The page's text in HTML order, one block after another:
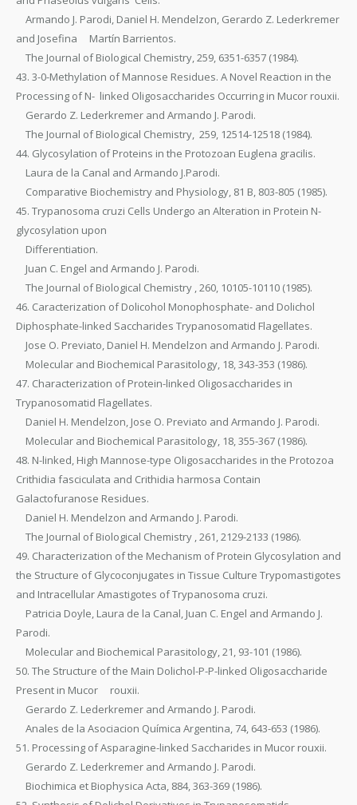
Armando J. Parodi, Daniel H. Mendelzon, Gerardo Z. Lederkremer
and Josefina Martín Barrientos.
The Journal of Biological Chemistry, 259, 6351-6357 (1984).
43. 3-0-Methylation of Mannose Residues. A Novel Reaction in the
Processing of N- linked Oligosaccharides Occurring in Mucor rouxii.
Gerardo Z. Lederkremer and Armando J. Parodi.
The Journal of Biological Chemistry, 259, 12514-12518 (1984).
44. Glycosylation of Proteins in the Protozoan Euglena gracilis.
Laura de la Canal and Armando J.Parodi.
Comparative Biochemistry and Physiology, 81 B, 803-805 (1985).
45. Trypanosoma cruzi Cells Undergo an Alteration in Protein N-
glycosylation upon
Differentiation.
Juan C. Engel and Armando J. Parodi.
The Journal of Biological Chemistry , 260, 10105-10110 (1985).
46. Caracterization of Dolicohol Monophosphate- and Dolichol
Diphosphate-linked Saccharides Trypanosomatid Flagellates.
Jose O. Previato, Daniel H. Mendelzon and Armando J. Parodi.
Molecular and Biochemical Parasitology, 18, 343-353 (1986).
47. Characterization of Protein-linked Oligosaccharides in
Trypanosomatid Flagellates.
Daniel H. Mendelzon, Jose O. Previato and Armando J. Parodi.
Molecular and Biochemical Parasitology, 18, 355-367 (1986).
48. N-linked, High Mannose-type Oligosaccharides in the Protozoa
Crithidia fasciculata and Crithidia harmosa Contain
Galactofuranose Residues.
Daniel H. Mendelzon and Armando J. Parodi.
The Journal of Biological Chemistry , 261, 2129-2133 (1986).
49. Characterization of the Mechanism of Protein Glycosylation and
the Structure of Glycoconjugates in Tissue Culture Trypomastigotes
and Intracellular Amastigotes of Trypanosoma cruzi.
Patricia Doyle, Laura de la Canal, Juan C. Engel and Armando J.
Parodi.
Molecular and Biochemical Parasitology, 21, 93-101 (1986).
50. The Structure of the Main Dolichol-P-P-linked Oligosaccharide
Present in Mucor rouxii.
Gerardo Z. Lederkremer and Armando J. Parodi.
Anales de la Asociacion Química Argentina, 74, 643-653 (1986).
51. Processing of Asparagine-linked Saccharides in Mucor rouxii.
Gerardo Z. Lederkremer and Armando J. Parodi.
Biochimica et Biophysica Acta, 884, 363-369 (1986).